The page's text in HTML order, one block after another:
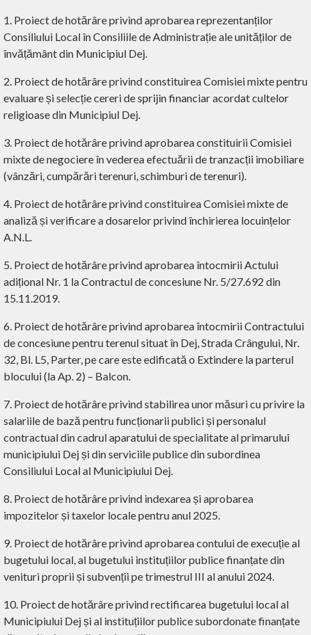
1. Proiect de hotărâre privind aprobarea reprezentanților
Consiliului Local în Consiliile de Administrație ale unităților de
învățământ din Municipiul Dej.
2. Proiect de hotărâre privind constituirea Comisiei mixte pentru
evaluare și selecție cereri de sprijin financiar acordat cultelor
religioase din Municipiul Dej.
3. Proiect de hotărâre privind aprobarea constituirii Comisiei
mixte de negociere în vederea efectuării de tranzacții imobiliare
(vânzări, cumpărări terenuri, schimburi de terenuri).
4. Proiect de hotărâre privind constituirea Comisiei mixte de
analiză și verificare a dosarelor privind închirierea locuințelor
A.N.L.
5. Proiect de hotărâre privind aprobarea întocmirii Actului
adițional Nr. 1 la Contractul de concesiune Nr. 5/27.692 din
15.11.2019.
6. Proiect de hotărâre privind aprobarea întocmirii Contractului
de concesiune pentru terenul situat în Dej, Strada Crângului, Nr.
32, Bl. L5, Parter, pe care este edificată o Extindere la parterul
blocului (la Ap. 2) – Balcon.
7. Proiect de hotărâre privind stabilirea unor măsuri cu privire la
salariile de bază pentru funcționarii publici și personalul
contractual din cadrul aparatului de specialitate al primarului
municipiului Dej și din serviciile publice din subordinea
Consiliului Local al Municipiului Dej.
8. Proiect de hotărâre privind indexarea și aprobarea
impozitelor și taxelor locale pentru anul 2025.
9. Proiect de hotărâre privind aprobarea contului de execuție al
bugetului local, al bugetului instituțiilor publice finanțate din
venituri proprii și subvenții pe trimestrul III al anului 2024.
10. Proiect de hotărâre privind rectificarea bugetului local al
Municipiului Dej și al instituțiilor publice subordonate finanțate